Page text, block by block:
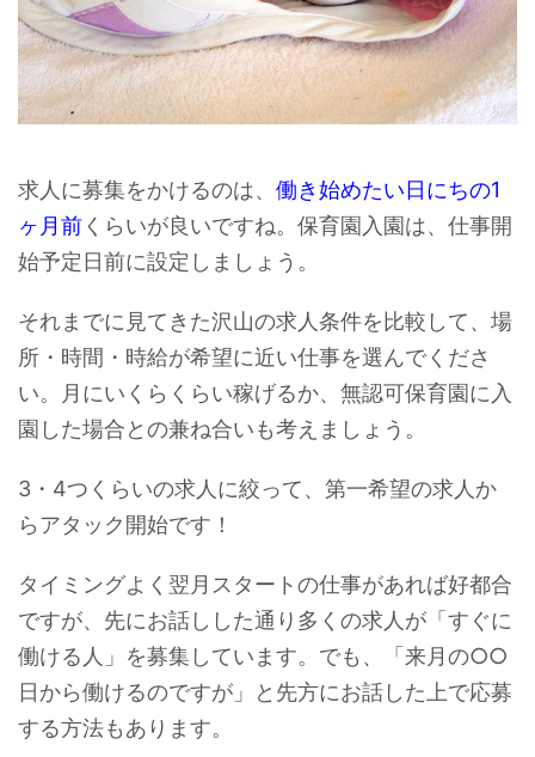
求人に募集をかけるのは、 働き始めたい日にちの1
ヶ月前くらいが良いですね。保育園入園は、仕事開
始予定日前に設定しましょう。
それまでに見てきた沢山の求人条件を比較して、場
所・時間・時給が希望に近い仕事を選んでくださ
い。月にいくらくらい稼げるか、無認可保育園に入
園した場合との兼ね合いも考えましょう。
3・4つくらいの求人に絞って、第一希望の求人か
らアタック開始です！
タイミングよく翌月スタートの仕事があれば好都合
ですが、先にお話しした通り多くの求人が「すぐに
働ける人」を募集しています。でも、「来月の○○
日から働けるのですが」と先方にお話した上で応募
する方法もあります。